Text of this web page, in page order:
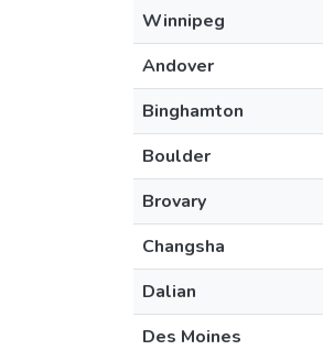
Winnipeg
Andover
Binghamton
Boulder
Brovary
Changsha
Dalian
Des Moines